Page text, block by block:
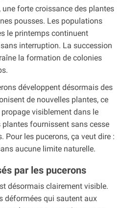
forte croissance des plantes
pousses. Les populations
le printemps continuent
interruption. La succession
la formation de colonies
développent désormais des
de nouvelles plantes, ce
visiblement dans le
plantes fournissent sans cesse
Pour les pucerons, ça veut dire :
aucune limite naturelle.
par les pucerons
désormais clairement visible.
déformées qui sautent aux